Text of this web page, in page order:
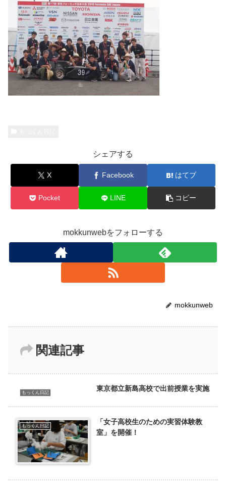
シェアする
X Facebook はてブ
Pocket LINE コピー
mokkunwebをフォローする
mokkunweb
関連記事
もっくん日記 東京都立新島高校で出前授業を実施
もっくん日記
「女子高校生のための実習体験教
室」を開催！